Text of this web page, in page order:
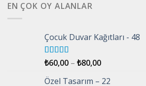
EN ÇOK OY ALANLAR
Çocuk Duvar Kağıtları - 48
5 üzerinden
5.00oy aldı
₺60,00 – ₺80,00
Özel Tasarım – 22